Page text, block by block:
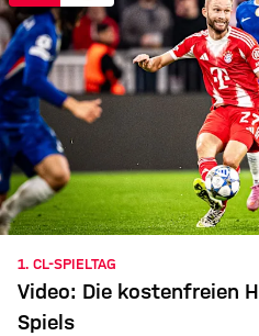
1. CL-SPIELTAG
Video: Die kostenfreien
Spiels